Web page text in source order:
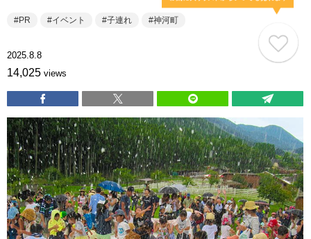
PR イベント 子連れ 神河町
2025.8.8
14,025 views